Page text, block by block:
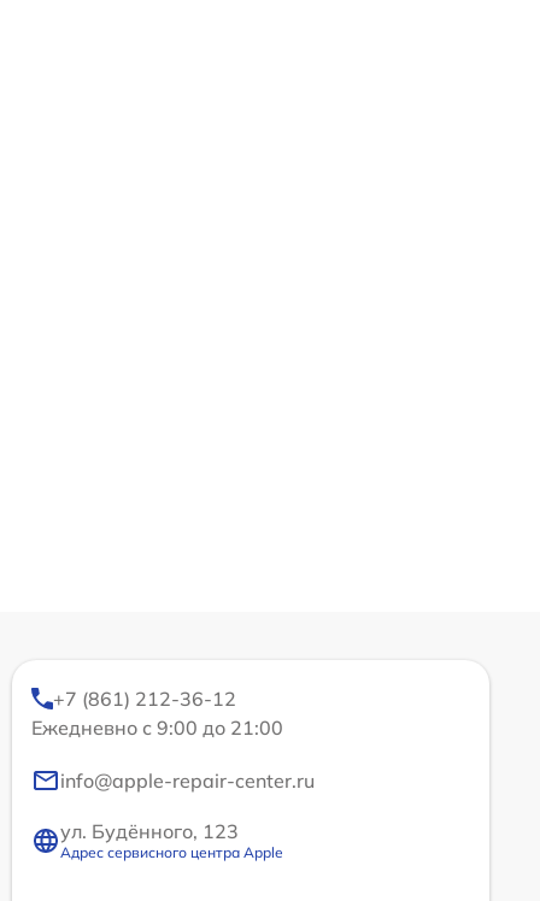
+7 (861) 212-36-12
Ежедневно с 9:00 до 21:00
info@apple-repair-center.ru
ул. Будённого, 123
Адрес сервисного центра Apple